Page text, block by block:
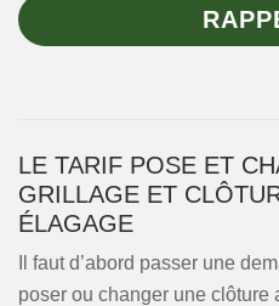
LE TARIF POSE ET
GRILLAGE ET
ÉLAGAGE
Il faut d’abord passer une
poser ou changer une clôture